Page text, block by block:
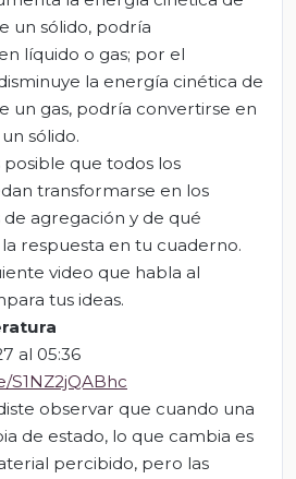
un sólido, podría
líquido o gas; por el
la energía cinética de
un gas, podría convertirse en
sólido.
posible que todos los
transformarse en los
de agregación y de qué
respuesta en tu cuaderno.
video que habla al
tus ideas.
al 05:36
S1NZ2jQABhc
observar que cuando una
de estado, lo que cambia es
percibido, pero las